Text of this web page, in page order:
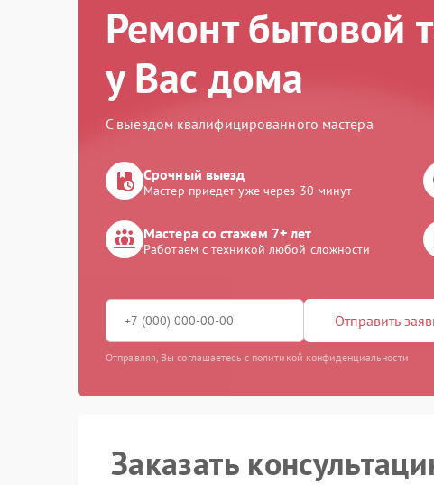
Ремонт бытовой
у Вас дома
С выездом квалифицированного мастера
Срочный выезд
Мастер приедет уже через 30 минут
Мастера со стажем 7+ лет
Работаем с техникой любой сложности
Отправить
Отправляя, Вы соглашаетесь с политикой конфиденциальности
Заказать